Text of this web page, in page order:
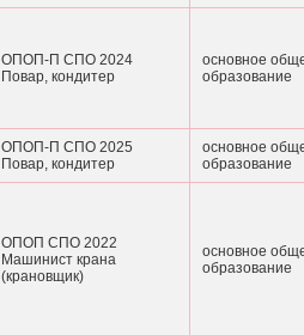
ОПОП-П СПО 2024
Повар, кондитер
основное
образование
ОПОП-П СПО 2025
Повар, кондитер
основное
образование
ОПОП СПО 2022
Машинист крана
(крановщик)
основное
образование